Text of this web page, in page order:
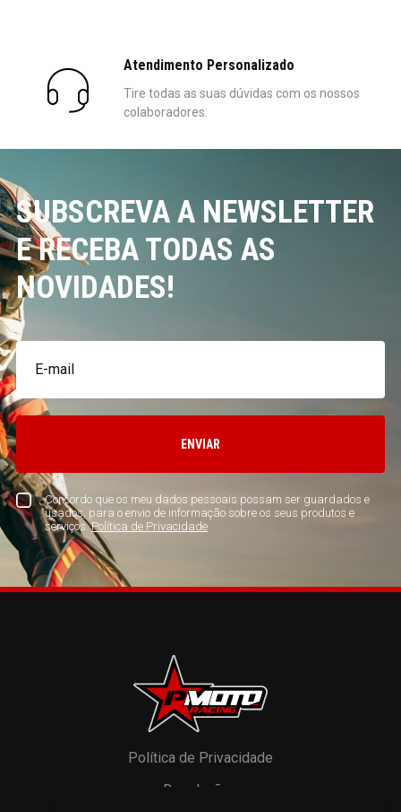
Atendimento Personalizado
Tire todas as suas dúvidas com os nossos
colaboradores.
SUBSCREVA A NEWSLETTER
E RECEBA TODAS AS
NOVIDADES!
Concordo que os meu dados pessoais possam ser guardados e
usados, para o envio de informação sobre os seus produtos e
serviços.Política de Privacidade
ENVIAR
Política de Privacidade
Devoluções